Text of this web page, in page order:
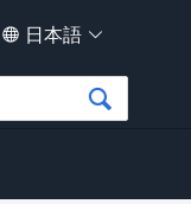
日本語